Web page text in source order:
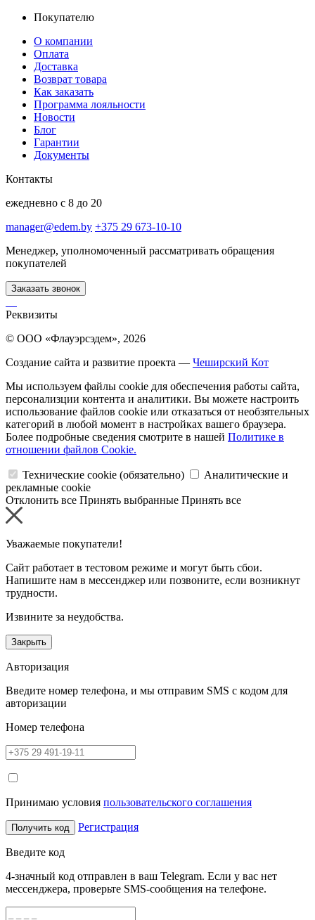
Покупателю
О компании
Оплата
Доставка
Возврат товара
Как заказать
Программа лояльности
Новости
Блог
Гарантии
Документы
Контакты
ежедневно с 8 до 20
manager@edem.by +375 29 673-10-10
Менеджер, уполномоченный рассматривать обращения
покупателей
Заказать звонок
Реквизиты
© ООО «Флауэрсэдем», 2026
Создание сайта и развитие проекта — Чеширский Кот
Мы используем файлы cookie для обеспечения работы сайта,
персонализции контента и аналитики. Вы можете настроить
использование файлов cookie или отказаться от необзятельных
категорий в любой момент в настройках вашего браузера.
Более подробные сведения смотрите в нашей Политике в
отношении файлов Cookie.
Технические cookie (обязательно)
Аналитические и
рекламные cookie
Отклонить все Принять выбранные Принять все
Уважаемые покупатели!
Сайт работает в тестовом режиме и могут быть сбои.
Напишите нам в мессенджер или позвоните, если возникнут
трудности.
Извините за неудобства.
Закрыть
Авторизация
Введите номер телефона, и мы отправим SMS с кодом для
авторизации
Номер телефона
Принимаю условия пользовательского соглашения
Получить код Регистрация
Введите код
4-значный код отправлен в ваш Telegram. Если у вас нет
мессенджера, проверьте SMS-сообщения на телефоне.